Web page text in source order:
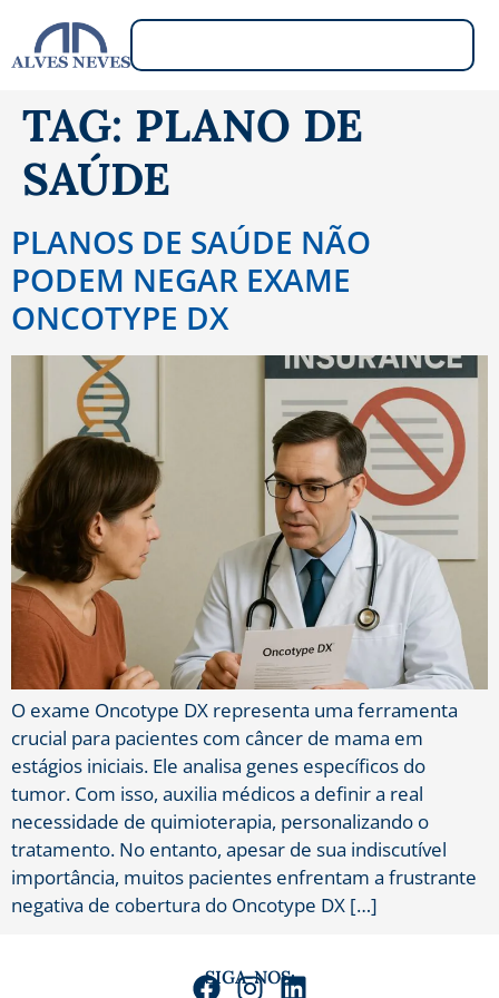
TAG: PLANO DE
SAÚDE
PLANOS DE SAÚDE NÃO
PODEM NEGAR EXAME
ONCOTYPE DX
O exame Oncotype DX representa uma ferramenta
crucial para pacientes com câncer de mama em
estágios iniciais. Ele analisa genes específicos do
tumor. Com isso, auxilia médicos a definir a real
necessidade de quimioterapia, personalizando o
tratamento. No entanto, apesar de sua indiscutível
importância, muitos pacientes enfrentam a frustrante
negativa de cobertura do Oncotype DX […]
SIGA-NOS: